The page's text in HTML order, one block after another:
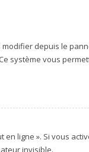
depuis le
système vous
ligne ». Si vous
invisible.